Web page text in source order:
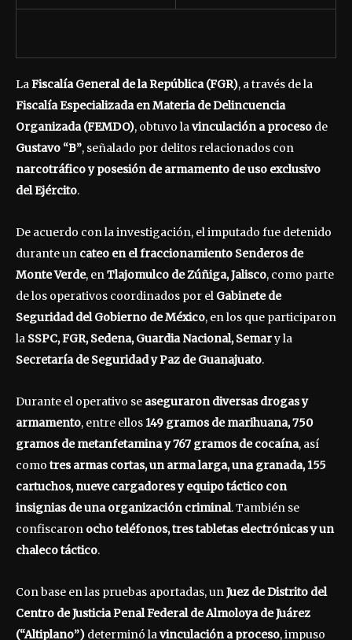
LaFiscalía General de la República (FGR), a través de la
Fiscalía Especializada en Materia de Delincuencia
Organizada (FEMDO), obtuvo lavinculación a proceso de
Gustavo “B”, señalado por delitos relacionados con
narcotráfico y posesión de armamento de uso exclusivo
del Ejército.
De acuerdo con la investigación, el imputado fue detenido
durante un cateo en el fraccionamiento Senderos de
Monte Verde, enTlajomulco de Zúñiga, Jalisco, como parte
de los operativos coordinados por el Gabinete de
Seguridad del Gobierno de México, en los que participaron
la SSPC, FGR, Sedena, Guardia Nacional, Semary la
Secretaría de Seguridad y Paz de Guanajuato.
Durante el operativo se aseguraron diversas drogas y
armamento, entre ellos 149 gramos de marihuana, 750
gramos de metanfetamina y 767 gramos de cocaína, así
como tres armas cortas, un arma larga, una granada, 155
cartuchos, nueve cargadores y equipo táctico con
insignias de una organización criminal. También se
confiscaron ocho teléfonos, tres tabletas electrónicas y un
chaleco táctico.
Con base en las pruebas aportadas, unJuez de Distrito del
Centro de Justicia Penal Federal de Almoloya de Juárez
(“Altiplano”) determinó lavinculación a proceso, impuso